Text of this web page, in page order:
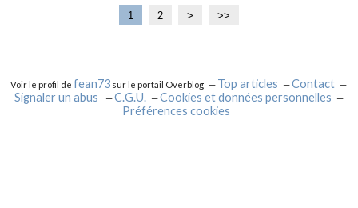
1 2 > >>
Voir le profil defean73 sur le portail Overblog Top articles
Contact
Signaler un abus
C.G.U.
Cookies et données personnelles
Préférences cookies